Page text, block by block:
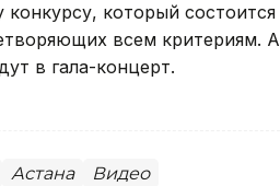
который состоится
всем критериям. А
в гала-концерт.
Астана
Видео